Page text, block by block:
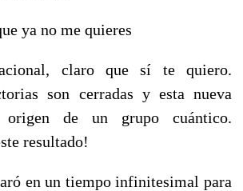
ya no me quieres
claro que sí te quiero.
son cerradas y esta nueva
de un grupo cuántico.
resultado!
en un tiempo infinitesimal para